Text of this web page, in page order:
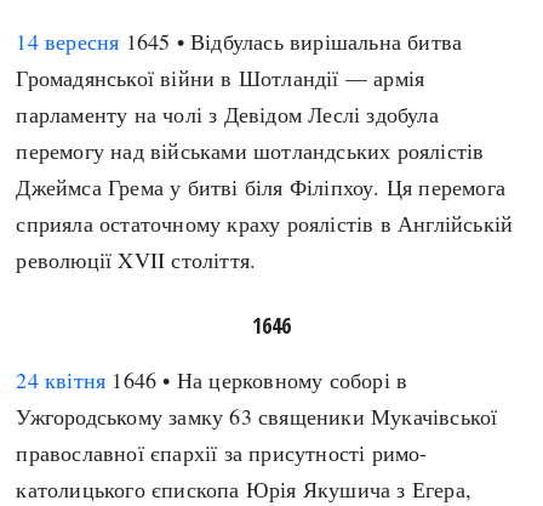
14 вересня 1645 • Відбулась вирішальна битва
Громадянської війни в Шотландії — армія
парламенту на чолі з Девідом Леслі здобула
перемогу над військами шотландських роялістів
Джеймса Грема у битві біля Філіпхоу. Ця перемога
сприяла остаточному краху роялістів в Англійській
революції XVII століття.
1646
24 квітня 1646 • На церковному соборі в
Ужгородському замку 63 священики Мукачівської
православної єпархії за присутності римо-
католицького єпископа Юрія Якушича з Егера,